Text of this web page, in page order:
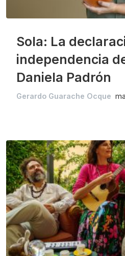
Sola: La
independencia
Daniela Padrón
Gerardo Guarache Ocque